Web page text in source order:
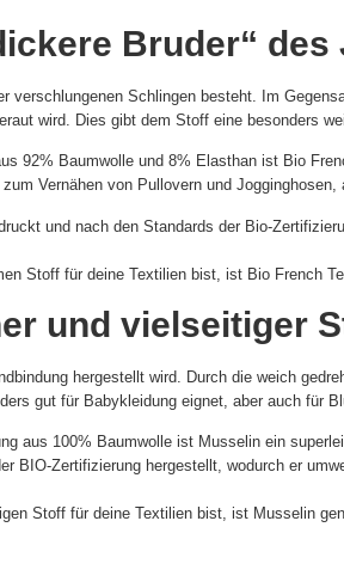
Bruder“ des
verschlungenen Schlingen besteht. Im
wird. Dies gibt dem Stoff eine besonders
92% Baumwolle und 8% Elasthan ist Bio
Vernähen von Pullovern und
und nach den Standards der Bio-
Stoff für deine Textilien bist, ist Bio French
und vielseitiger
hergestellt wird. Durch die weich
gut für Babykleidung eignet, aber auch für
aus 100% Baumwolle ist Musselin ein
BIO-Zertifizierung hergestellt, wodurch er
Stoff für deine Textilien bist, ist Musselin